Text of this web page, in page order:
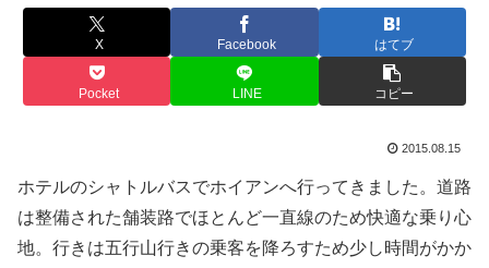
X Facebook はてブ
Pocket LINE コピー
2015.08.15
ホテルのシャトルバスでホイアンへ行ってきました。道路
は整備された舗装路でほとんど一直線のため快適な乗り心
地。行きは五行山行きの乗客を降ろすため少し時間がかか